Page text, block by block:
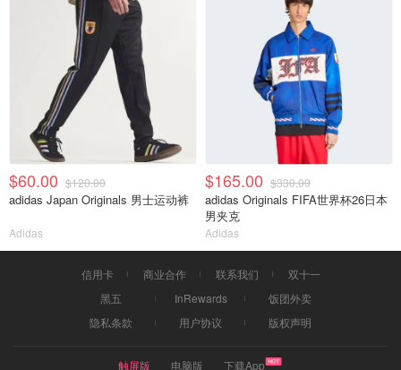
$60.00 $120.00
adidas Japan Originals 男士运动裤
Adidas
$165.00 $330.00
adidas Originals FIFA世界杯26日本
男夹克
Adidas
信用卡 商业合作 联系我们
双十一
黑五
InRewards
饭团外卖
隐私条款
用户协议 版权声明
触屏版 电脑版 下载App